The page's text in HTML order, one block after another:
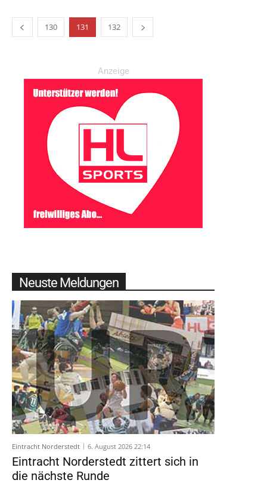
130 131 132
Anzeige
Neuste Meldungen
Eintracht Norderstedt 6. August 2026 22:14
Eintracht Norderstedt zittert sich in
die nächste Runde